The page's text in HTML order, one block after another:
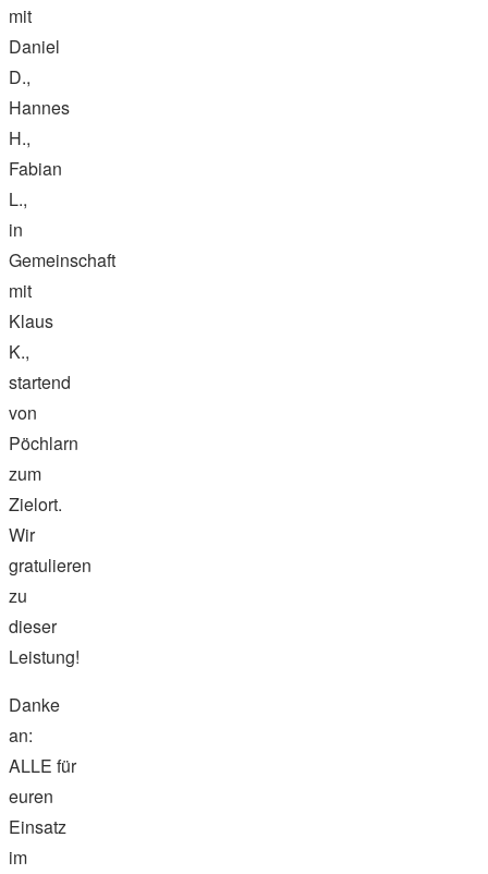
mit
Daniel
D.,
Hannes
H.,
Fabian
L.,
in
Gemeinschaft
mit
Klaus
K.,
startend
von
Pöchlarn
zum
Zielort.
Wir
gratulieren
zu
dieser
Leistung!
Danke
an:
ALLE für
euren
Einsatz
im